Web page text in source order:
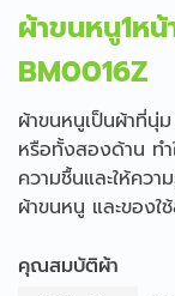
ผ้าขนหนู1ห
BM0016Z
ผ้าขนหนูเป็นผ้าที่นุ่
หรือทั้งสองด้าน ท
ความชื้นและให้คว
ผ้าขนหนู และของใ
คุณสมบัติผ้า